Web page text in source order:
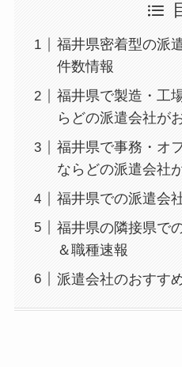
福井県密着型の派
件数情報
福井県で製造・工
らどの派遣会社が
福井県で事務・オ
ならどの派遣会社
福井県での派遣会
福井県の隣接県で
＆職種速報
派遣会社のおすす